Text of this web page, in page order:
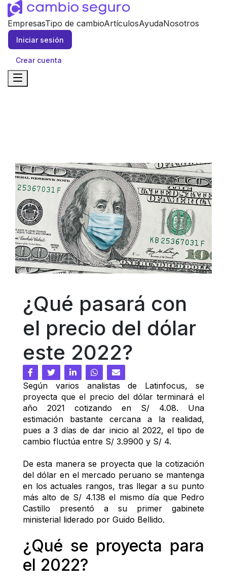
EmpresasTipo de cambioArtículosAyudaNosotros
Iniciar sesión
Crear cuenta
¿Qué pasará con
el precio del dólar
este 2022?
Según varios analistas de Latinfocus, se
proyecta que el precio del dólar terminará el
año 2021 cotizando en S/ 4.08. Una
estimación bastante cercana a la realidad,
pues a 3 días de dar inicio al 2022, el tipo de
cambio fluctúa entre S/ 3.9900 y S/ 4.
De esta manera se proyecta que la cotización
del dólar en el mercado peruano se mantenga
en los actuales rangos, tras llegar a su punto
más alto de S/ 4.138 el mismo día que Pedro
Castillo presentó a su primer gabinete
ministerial liderado por Guido Bellido.
¿Qué se proyecta para
el 2022?